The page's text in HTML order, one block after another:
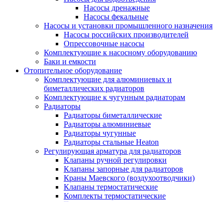
Насосы дренажные
Насосы фекальные
Насосы и установки промышленного назначения
Насосы российских производителей
Опрессовочные насосы
Комплектующие к насосному оборудованию
Баки и емкости
Отопительное оборудование
Комплектующие для алюминиевых и
биметаллических радиаторов
Комплектующие к чугунным радиаторам
Радиаторы
Радиаторы биметаллические
Радиаторы алюминиевые
Радиаторы чугунные
Радиаторы стальные Heaton
Регулирующая арматура для радиаторов
Клапаны ручной регулировки
Клапаны запорные для радиаторов
Краны Маевского (воздухоотводчики)
Клапаны термостатические
Комплекты термостатические